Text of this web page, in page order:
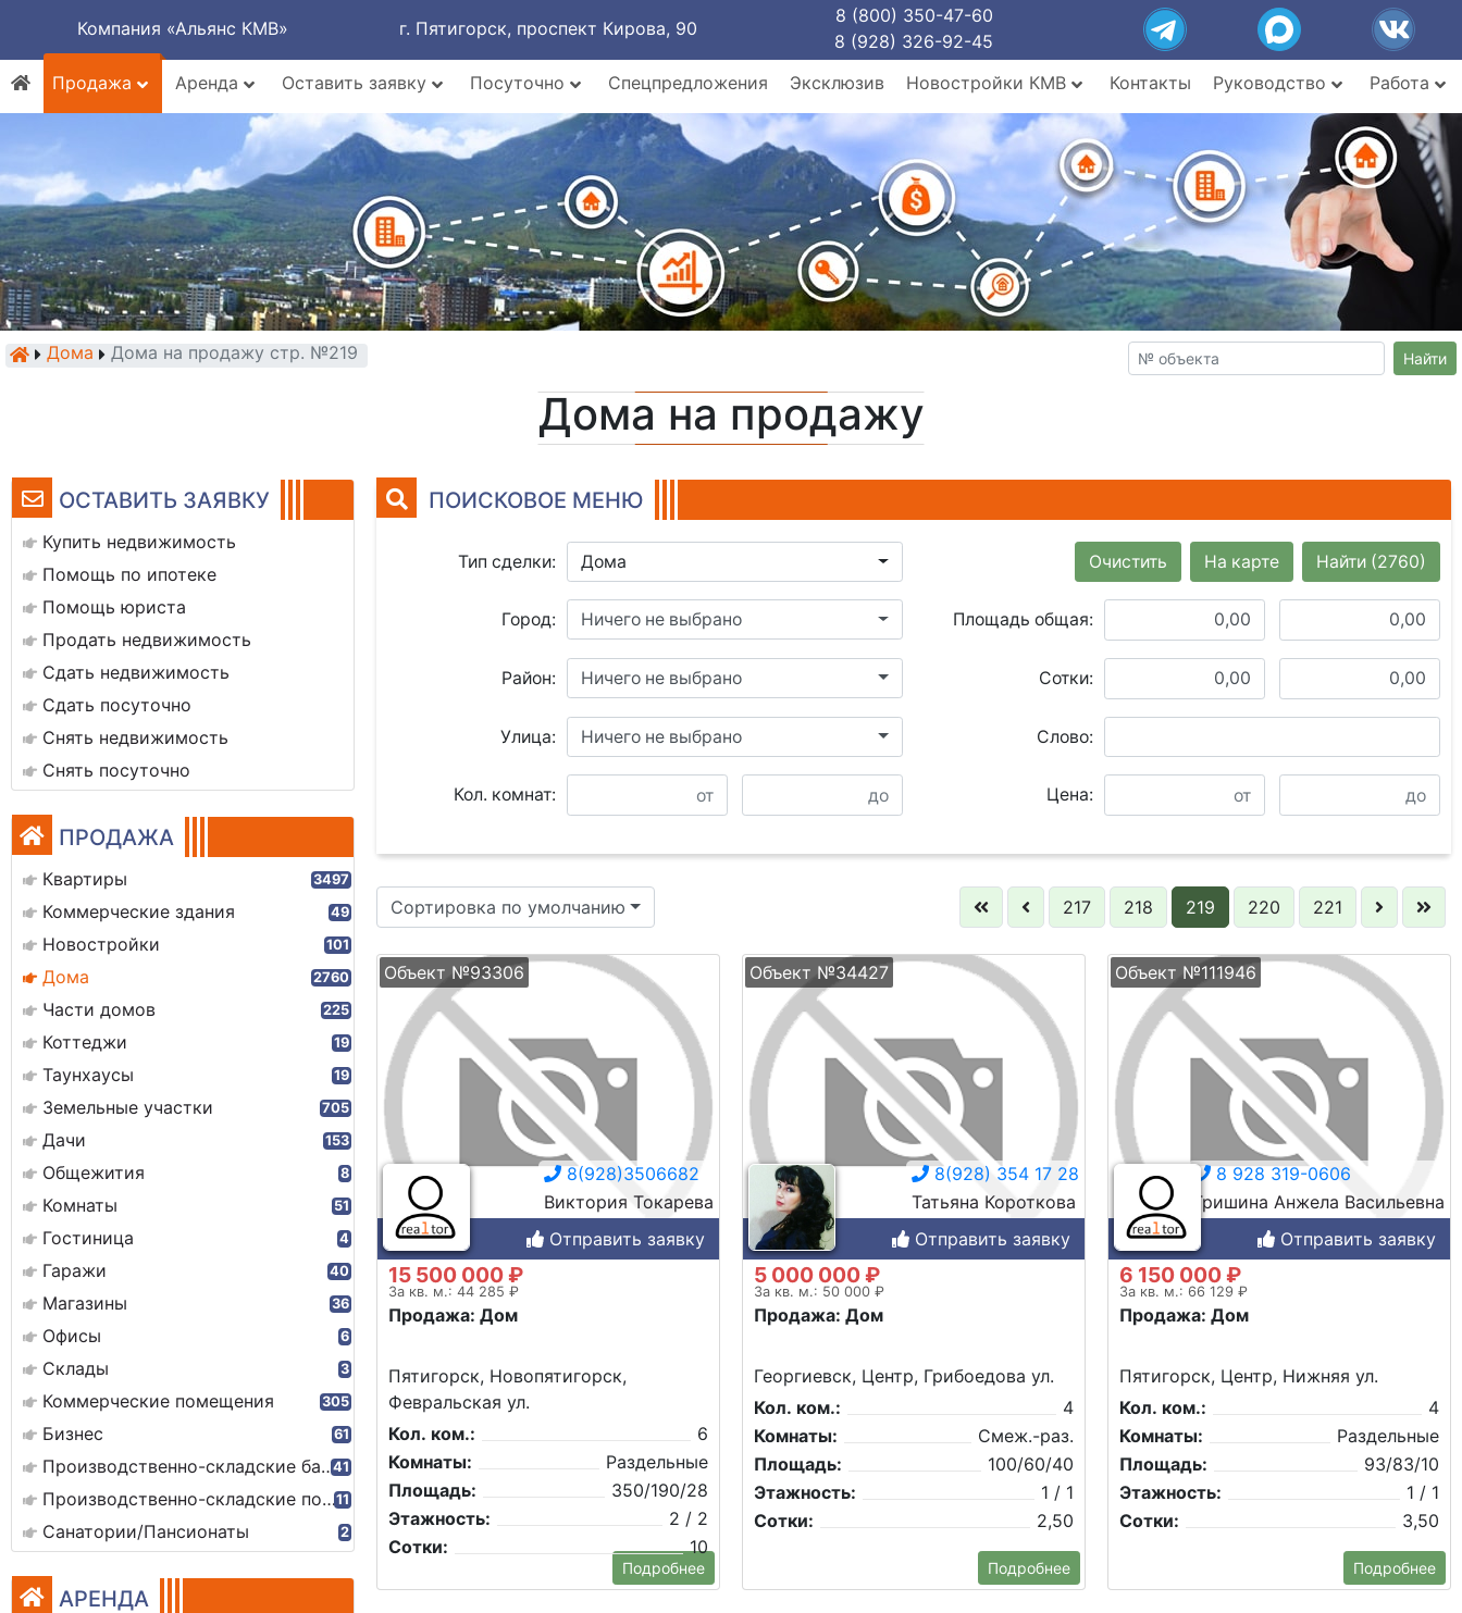
Компания «Альянс КМВ» г. Пятигорск, проспект Кирова, 90
8 (800) 350-47-60
8 (928) 326-92-45
Продажа
Аренда Оставить заявку Посуточно Спецпредложения Эксклюзив Новостройки КМВ Контакты Руководство Работа
Дома Дома на продажу стр. №219 Найти
Дома на продажу
ОСТАВИТЬ ЗАЯВКУ
Купить недвижимость
Помощь по ипотеке
Помощь юриста
Продать недвижимость
Сдать недвижимость
Сдать посуточно
Снять недвижимость
Снять посуточно
ПРОДАЖА
Квартиры 3497
Коммерческие здания 49
Новостройки 101
Дома 2760
Части домов 225
Коттеджи 19
Таунхаусы 19
Земельные участки 705
Дачи 153
Общежития 8
Комнаты 51
Гостиница 4
Гаражи 40
Магазины 36
Офисы 6
Склады 3
Коммерческие помещения 305
Бизнес 61
Производственно-складские базы41
Производственно-складские помещения11
Санатории/Пансионаты 2
АРЕНДА
ПОИСКОВОЕ МЕНЮ
Тип сделки: Дома Найти (2760)
На карте
Очистить
Город: Ничего не выбрано Площадь общая:
Район: Ничего не выбрано Сотки:
Улица: Ничего не выбрано Слово:
Кол. комнат: Цена:
Сортировка по умолчанию 217 218 219 220 221
Объект №93306
8(928)3506682
Виктория Токарева
Отправить заявку
15 500 000 ₽
За кв. м.: 44 285 ₽
Продажа: Дом
Пятигорск, Новопятигорск,
Февральская ул.
Кол. ком.:
6
Комнаты:
Раздельные
Площадь:
350/190/28
Этажность:
2 / 2
Сотки:
10
Подробнее
Объект №34427
8(928) 354 17 28
Татьяна Короткова
Отправить заявку
5 000 000 ₽
За кв. м.: 50 000 ₽
Продажа: Дом
Георгиевск, Центр, Грибоедова ул.
Кол. ком.:
4
Комнаты:
Смеж.-раз.
Площадь:
100/60/40
Этажность:
1 / 1
Сотки:
2,50
Подробнее
Объект №111946
8 928 319-0606
Гришина Анжела Васильевна
Отправить заявку
6 150 000 ₽
За кв. м.: 66 129 ₽
Продажа: Дом
Пятигорск, Центр, Нижняя ул.
Кол. ком.:
4
Комнаты:
Раздельные
Площадь:
93/83/10
Этажность:
1 / 1
Сотки:
3,50
Подробнее